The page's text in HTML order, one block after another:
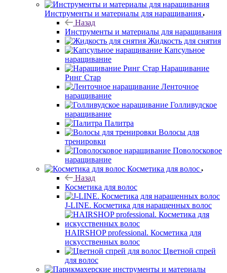
Инструменты и материалы для наращивания
Назад
Инструменты и материалы для наращивания
Жидкость для снятия
Капсульное
наращивание
Наращивание
Ринг Стар
Ленточное
наращивание
Голливудское
наращивание
Палитра
Волосы для
тренировки
Поволосковое
наращивание
Косметика для волос
Назад
Косметика для волос
J-LINE. Косметика для наращенных волос
HAIRSHOP professional. Косметика для
искусственных волос
Цветной спрей
для волос